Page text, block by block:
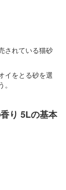
されている猫砂
イをとる砂を選
り 5Lの基本